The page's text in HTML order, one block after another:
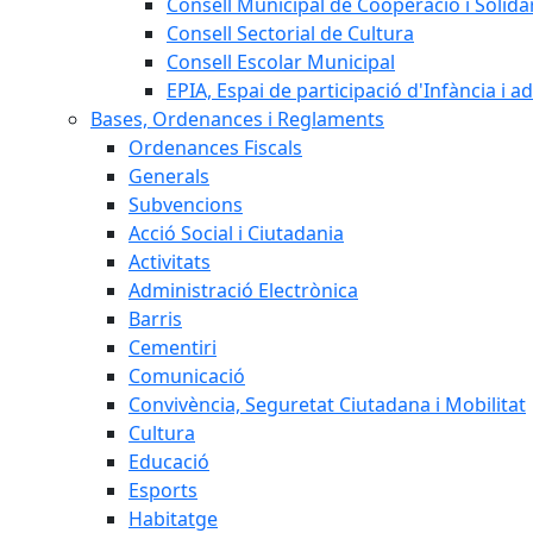
Consell Sectorial de Cultura
Consell Escolar Municipal
EPIA, Espai de participació d'Infància i
Bases, Ordenances i Reglaments
Ordenances Fiscals
Generals
Subvencions
Acció Social i Ciutadania
Activitats
Administració Electrònica
Barris
Cementiri
Comunicació
Convivència, Seguretat Ciutadana i Mobilitat
Cultura
Educació
Esports
Habitatge